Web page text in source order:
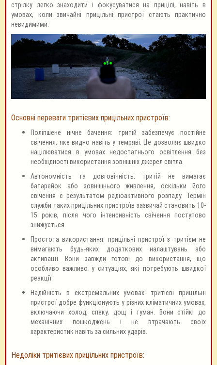
стрілку легко знаходити і фокусуватися на прицілі, навіть в
умовах, коли звичайні прицільні пристрої стають практично
невидимими.
Основні переваги тритієвих прицільних пристроїв:
Поліпшене нічне бачення: тритій забезпечує постійне
свічення, яке видно навіть у темряві. Це дозволяє швидко
націлюватися в умовах недостатнього освітлення без
необхідності використання зовнішніх джерел світла.
Автономність та довговічність: тритій не вимагає
батарейок або зовнішнього живлення, оскільки його
свічення є результатом радіоактивного розпаду. Термін
служби таких прицільних пристроїв зазвичай становить 10-
15 років, після чого інтенсивність свічення поступово
знижується.
Простота використання: прицільні пристрої з тритієм не
вимагають будь-яких додаткових налаштувань або
активації. Вони завжди готові до використання, що
особливо важливо у ситуаціях, які потребують швидкої
реакції.
Надійність в екстремальних умовах: тритієві прицільні
пристрої добре функціонують у різних кліматичних умовах,
включаючи холод, спеку, дощ і туман. Вони стійкі до
механічних пошкоджень і не втрачають своїх
характеристик навіть за сильних ударів.
Недоліки тритієвих прицільних пристроїв: